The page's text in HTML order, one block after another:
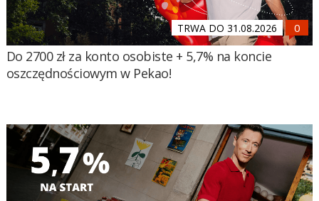
TRWA DO 31.08.2026
Do 2700 zł za konto osobiste + 5,7% na koncie
oszczędnościowym w Pekao!